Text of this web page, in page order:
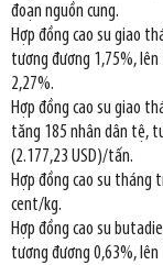
đoạn nguồn cung.
Hợp đồng cao su giao
tương đương 1,75%,
2,27%.
Hợp đồng cao su giao
tăng 185 nhân dân tệ,
(2.177,23 USD)/tấn.
Hợp đồng cao su tháng
cent/kg.
Hợp đồng cao su
tương đương 0,63%,